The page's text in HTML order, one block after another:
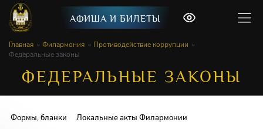
АФИША И БИЛЕТЫ
Главная Филармония
Противодействие коррупции
Федеральные законы
ФЕДЕРАЛЬНЫЕ ЗАКОНЫ
Формы, бланки
Локальные акты Филармонии